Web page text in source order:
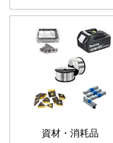
資材・消耗品